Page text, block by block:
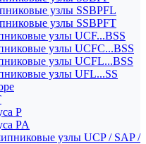
узлы SSBPFL
узлы SSBPFT
узлы UCF...BSS
узлы UCFC...BSS
узлы UCFL...BSS
узлы UFL...SS
P
PA
узлы UCP / SAP /